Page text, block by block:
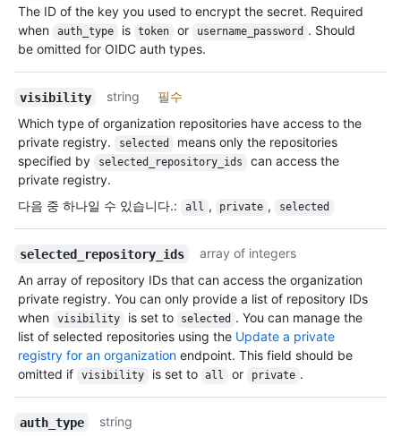
The ID of the key you used to encrypt the secret. Required
when
auth_type is token or username_password . Should
be omitted for OIDC auth types.
visibility string
필수
Which type of organization repositories have access to the
private registry.
selected
means only the repositories
specified by
selected_repository_ids
can access the
private registry.
다음 중 하나일 수 있습니다.: all , private , selected
selected_repository_ids
array of integers
An array of repository IDs that can access the organization
private registry. You can only provide a list of repository IDs
when
visibility is set to selected . You can manage the
list of selected repositories using the Update a private
registry for an organization endpoint. This field should be
omitted if
visibility is set to all or private .
auth_type
string